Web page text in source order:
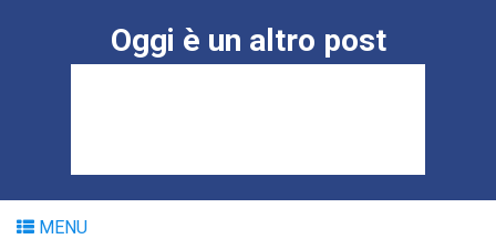
Oggi è un altro post
MENU